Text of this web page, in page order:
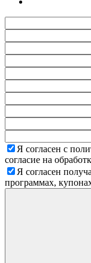
Я согласен с
согласие на
Я согласен
программах,